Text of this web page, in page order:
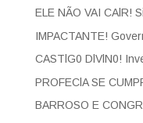
ELE NÃO VAI CAlR!
IMPACTANTE!
CASTlG0 DlVlN0!
PROFEClA SE
BARROSO E